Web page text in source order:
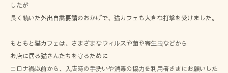
したが
長く続いた外出自粛要請のおかげで、猫カフェも大きな打撃を受けました。
もともと猫カフェは、さまざまなウィルスや菌や寄生虫などから
お店に居る猫さんたちを守るために
コロナ禍以前から、入店時の手洗いや消毒の協力を利用者さまにお願いした